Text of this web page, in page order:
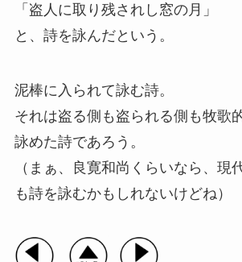
「盗人に取り残されし窓の月」
と、詩を詠んだという。
泥棒に入られて詠む詩。
それは盗る側も盗られる側も牧歌
詠めた詩であろう。
（まぁ、良寛和尚くらいなら、現
も詩を詠むかもしれないけどね）